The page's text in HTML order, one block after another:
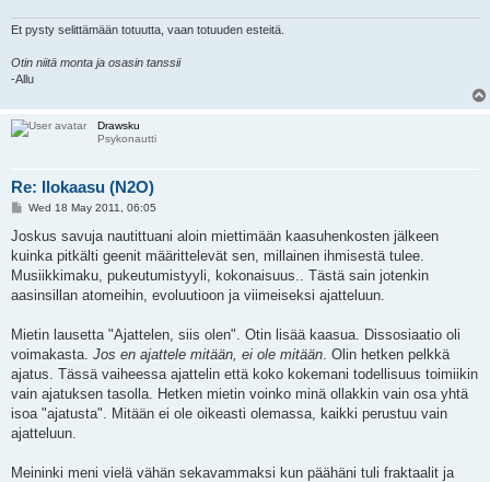
Et pysty selittämään totuutta, vaan totuuden esteitä.
Otin niitä monta ja osasin tanssii
-Allu
Drawsku
Psykonautti
Re: Ilokaasu (N2O)
P
s
Wed 18 May 2011, 06:05
Joskus savuja nautittuani aloin miettimään kaasuhenkosten jälkeen
kuinka pitkälti geenit määrittelevät sen, millainen ihmisestä tulee.
Musiikkimaku, pukeutumistyyli, kokonaisuus.. Tästä sain jotenkin
aasinsillan atomeihin, evoluutioon ja viimeiseksi ajatteluun.
Mietin lausetta "Ajattelen, siis olen". Otin lisää kaasua. Dissosiaatio oli
voimakasta. Jos en ajattele mitään, ei ole mitään. Olin hetken pelkkä
ajatus. Tässä vaiheessa ajattelin että koko kokemani todellisuus toimiikin
vain ajatuksen tasolla. Hetken mietin voinko minä ollakkin vain osa yhtä
isoa "ajatusta". Mitään ei ole oikeasti olemassa, kaikki perustuu vain
ajatteluun.
Meininki meni vielä vähän sekavammaksi kun päähäni tuli fraktaalit ja